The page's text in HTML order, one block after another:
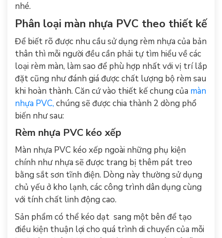
nhé.
Phân loại màn nhựa PVC theo thiết kế
Để biết rõ được nhu cầu sử dụng rèm nhựa của bản
thân thì mỗi người đều cần phải tự tìm hiểu về các
loại rèm màn, làm sao để phù hợp nhất với vị trí lắp
đặt cũng như đánh giá được chất lượng bộ rèm sau
khi hoàn thành. Căn cứ vào thiết kế chung của màn
nhựa PVC,chúng sẽ được chia thành 2 dòng phổ
biến như sau:
Rèm nhựa PVC kéo xếp
Màn nhựa PVC kéo xếp ngoài những phụ kiện
chính như nhựa sẽ được trang bị thêm pát treo
bằng sắt sơn tĩnh điện. Dòng này thường sử dụng
chủ yếu ở kho lạnh, các công trình dân dụng cùng
với tính chất linh động cao.
Sản phẩm có thể kéo dạt sang một bên để tạo
điều kiện thuận lợi cho quá trình di chuyển của mỗi